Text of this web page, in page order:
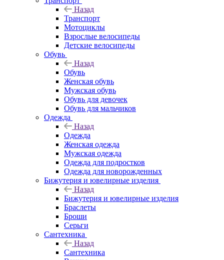
Назад
Транспорт
Мотоциклы
Взрослые велосипеды
Детские велосипеды
Обувь
Назад
Обувь
Женская обувь
Мужская обувь
Обувь для девочек
Обувь для мальчиков
Одежда
Назад
Одежда
Женская одежда
Мужская одежда
Одежда для подростков
Одежда для новорожденных
Бижутерия и ювелирные изделия
Назад
Бижутерия и ювелирные изделия
Браслеты
Броши
Серьги
Сантехника
Назад
Сантехника